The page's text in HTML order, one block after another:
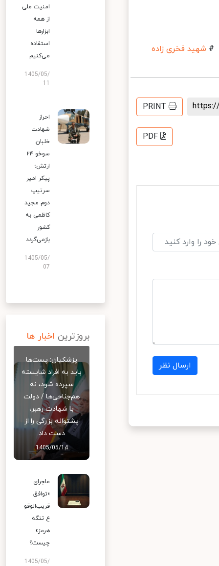
شهید فخری زاده
PRINT
PDF
ارسال نظر
امنیت ملی
از همه
ابزارها
استفاده
می‌کنیم
1405/05/
احراز
شهادت
خلبان
سوخو ۲۴
ارتش؛
پیکر امیر
سرتیپ
دوم مجید
کاظمی به
کشور
بازمی‌گردد
1405/05/
07
بروزترین اخبار ها
پزشکیان: پست‌ها
باید به افراد شایسته
سپرده شود، نه
هم‌جناحی‌ها / دولت
با شهادت رهبر،
پشتوانه بزرگی را از
دست داد
1405/05/14
ماجرای
«توافق
قریب‌الوقو
ع تنگه
هرمز»
چیست؟
1405/05/